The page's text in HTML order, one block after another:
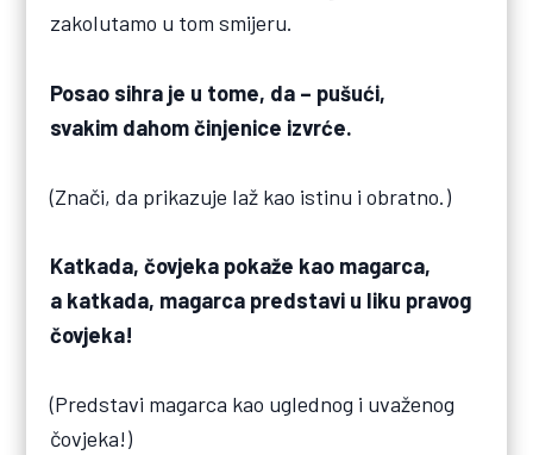
zakolutamo u tom smijeru.
Posao sihra je u tome, da – pušući,
svakim dahom činjenice izvrće.
(Znači, da prikazuje laž kao istinu i obratno.)
Katkada, čovjeka pokaže kao magarca,
a katkada, magarca predstavi u liku pravog
čovjeka!
(Predstavi magarca kao uglednog i uvaženog
čovjeka!)